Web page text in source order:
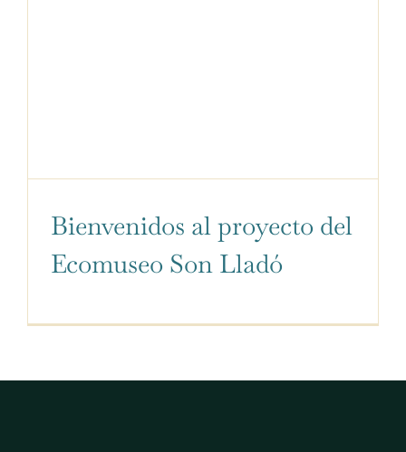
Bienvenidos al proyecto del
Ecomuseo Son Lladó